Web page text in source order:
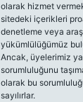
olarak hizmet
sitedeki içerikleri
denetleme veya
yükümlülüğümüz
Ancak, üyelerimiz
sorumluluğunu
olarak bu
sayılırlar.